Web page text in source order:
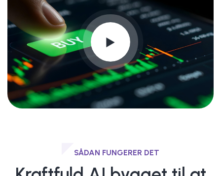
SÅDAN FUNGERER DET